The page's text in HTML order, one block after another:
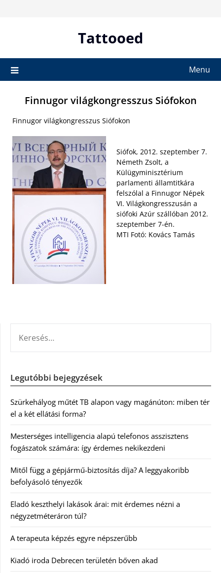
Tattooed
Menu
Finnugor világkongresszus Siófokon
Finnugor világkongresszus Siófokon
Siófok, 2012. szeptember 7.
Németh Zsolt, a
Külügyminisztérium
parlamenti államtitkára
felszólal a Finnugor Népek
VI. Világkongresszusán a
siófoki Azúr szállóban 2012.
szeptember 7-én.
MTI Fotó: Kovács Tamás
Legutóbbi bejegyzések
Szürkehályog műtét TB alapon vagy magánúton: miben tér
el a két ellátási forma?
Mesterséges intelligencia alapú telefonos asszisztens
fogászatok számára: így érdemes nekikezdeni
Mitől függ a gépjármű-biztosítás díja? A leggyakoribb
befolyásoló tényezők
Eladó keszthelyi lakások árai: mit érdemes nézni a
négyzetméteráron túl?
A terapeuta képzés egyre népszerűbb
Kiadó iroda Debrecen területén bőven akad